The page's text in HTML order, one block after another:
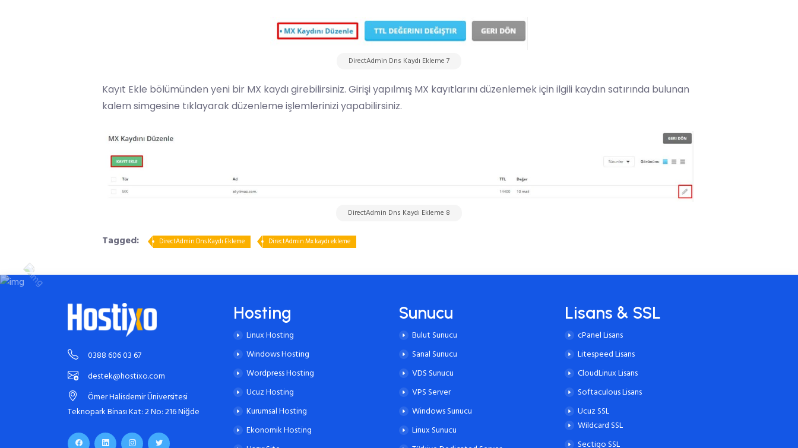
DirectAdmin Dns Kaydı Ekleme 7
Kayıt Ekle bölümünden yeni bir MX kaydı girebilirsiniz. Girişi yapılmış MX kayıtlarını düzenlemek için ilgili kaydın satırında bulunan
kalem simgesine tıklayarak düzenleme işlemlerinizi yapabilirsiniz.
DirectAdmin Dns Kaydı Ekleme 8
Tagged: DirectAdmin Dns Kaydı Ekleme DirectAdmin Mx kaydı ekleme
0388 606 03 67
destek@hostixo.com
Ömer Halisdemir Üniversitesi
Teknopark Binası Kat: 2 No: 216 Niğde
Hosting
Linux Hosting
Windows Hosting
Wordpress Hosting
Ucuz Hosting
Kurumsal Hosting
Ekonomik Hosting
Sunucu
Bulut Sunucu
Sanal Sunucu
VDS Sunucu
VPS Server
Windows Sunucu
Linux Sunucu
Lisans & SSL
cPanel Lisans
Litespeed Lisans
CloudLinux Lisans
Softaculous Lisans
Ucuz SSL
Wildcard SSL
Sectigo SSL